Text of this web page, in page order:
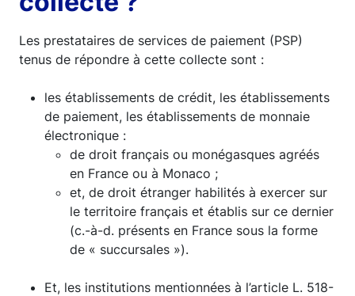
Les prestataires de services de paiement (PSP)
tenus de répondre à cette collecte sont :
les établissements de crédit, les établissements
de paiement, les établissements de monnaie
électronique :
de droit français ou monégasques agréés
en France ou à Monaco ;
et, de droit étranger habilités à exercer sur
le territoire français et établis sur ce dernier
(c.-à-d. présents en France sous la forme
de « succursales »).
Et, les institutions mentionnées à l’article L. 518-